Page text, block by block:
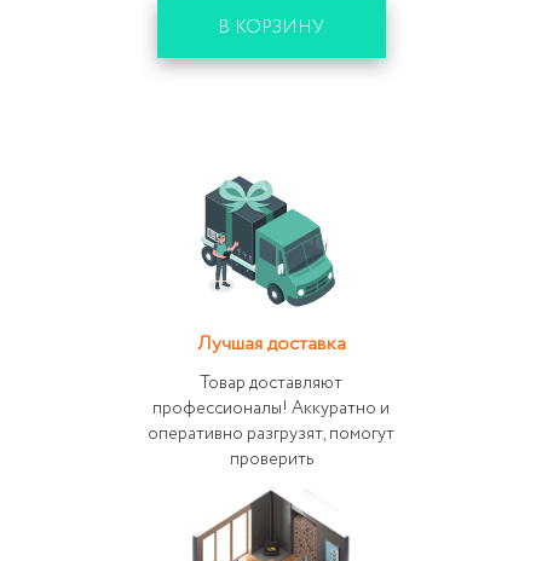
В КОРЗИНУ
Лучшая доставка
Товар доставляют
профессионалы! Аккуратно и
оперативно разгрузят, помогут
проверить